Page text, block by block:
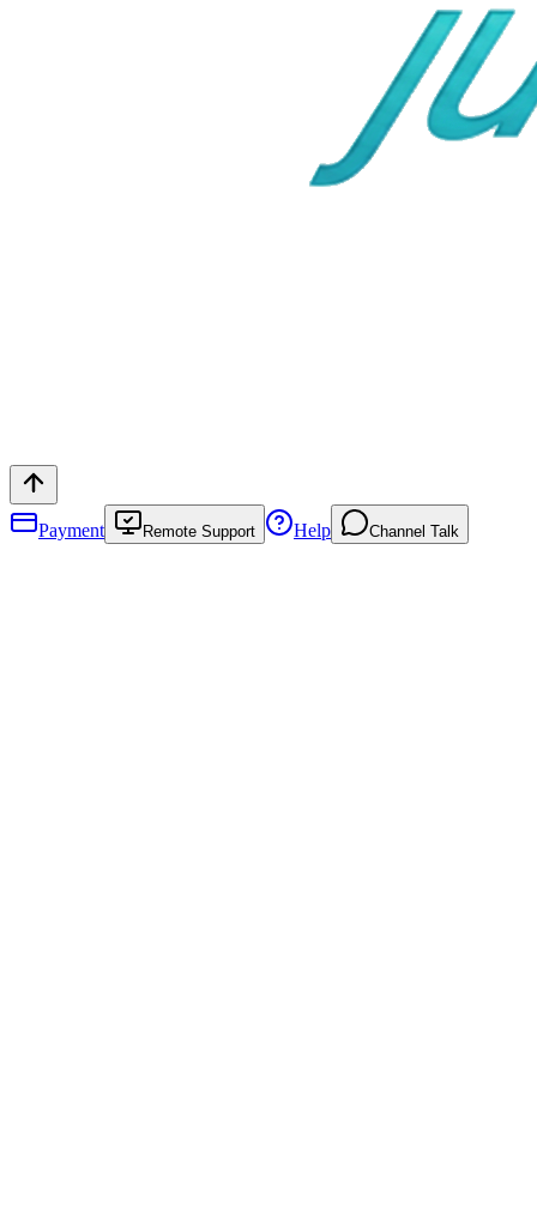
Payment Remote Support Help Channel Talk